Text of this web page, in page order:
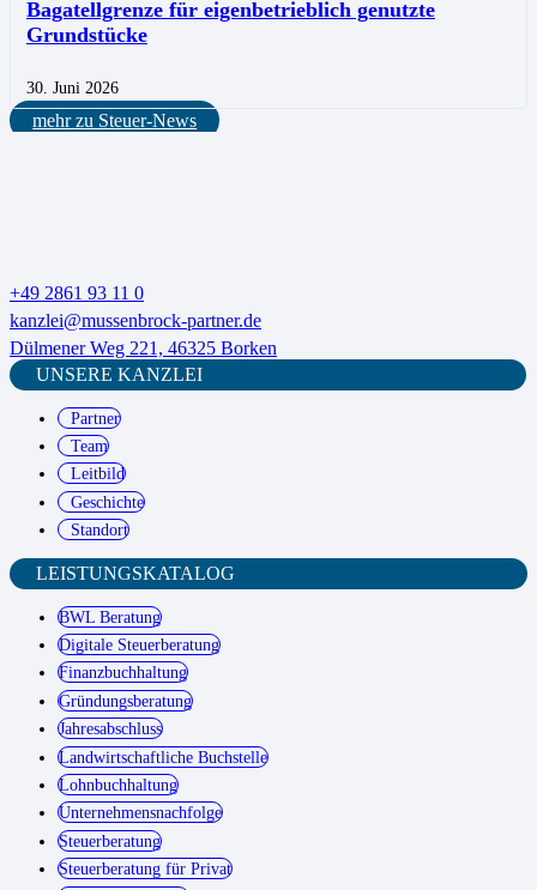
Bagatellgrenze für eigenbetrieblich genutzte
Grundstücke
30. Juni 2026
mehr zu Steuer-News
+49 2861 93 11 0
kanzlei@mussenbrock-partner.de
Dülmener Weg 221, 46325 Borken
UNSERE KANZLEI
Partner
Team
Leitbild
Geschichte
Standort
LEISTUNGSKATALOG
BWL Beratung
Digitale Steuerberatung
Finanzbuchhaltung
Gründungsberatung
Jahresabschluss
Landwirtschaftliche Buchstelle
Lohnbuchhaltung
Unternehmensnachfolge
Steuerberatung
Steuerberatung für Privat